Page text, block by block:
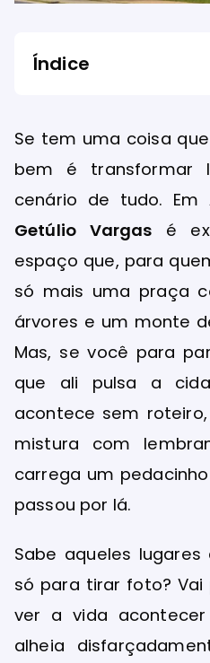
Índice
Se tem uma coisa
bem é transformar
cenário de tudo. Em
Getúlio Vargas é
espaço que, para
só mais uma praça
árvores e um monte
Mas, se você para
que ali pulsa a
acontece sem
mistura com
carrega um
passou por lá.
Sabe aqueles
só para tirar foto? Vai
ver a vida
alheia